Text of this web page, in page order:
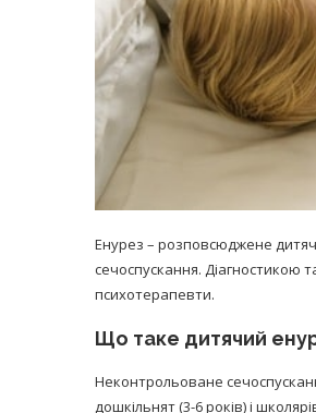
Енурез – розповсюджене
сечоспускання. Діагностикою
психотерапевти.
Що таке дитячий
Неконтрольоване
дошкільнят (3-6 років) і